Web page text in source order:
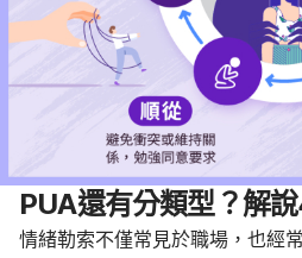
PUA還有分類型？解
情緒勒索不僅常見於職場，也經